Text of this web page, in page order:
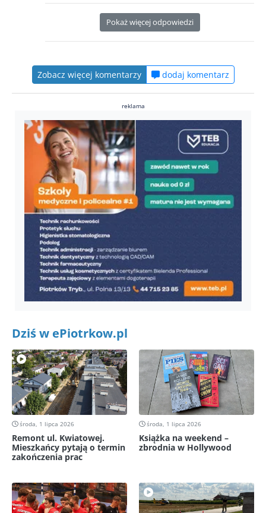
Pokaż więcej odpowiedzi
Zobacz więcej komentarzy dodaj komentarz
reklama
Dziś w ePiotrkow.pl
środa, 1 lipca 2026
Remont ul. Kwiatowej.
Mieszkańcy pytają o termin
zakończenia prac
środa, 1 lipca 2026
Książka na weekend –
zbrodnia w Hollywood